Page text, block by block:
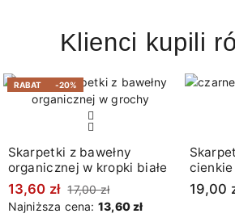
Klienci kupili
RABAT -20%
Skarpetki z bawełny
organicznej w kropki białe
13,60 zł 17,00 zł
Najniższa cena: 13,60 zł
czarne
19,00